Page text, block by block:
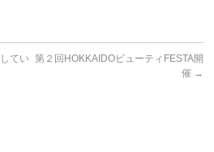
てい 第２回HOKKAIDOビューティFESTA開
催 →